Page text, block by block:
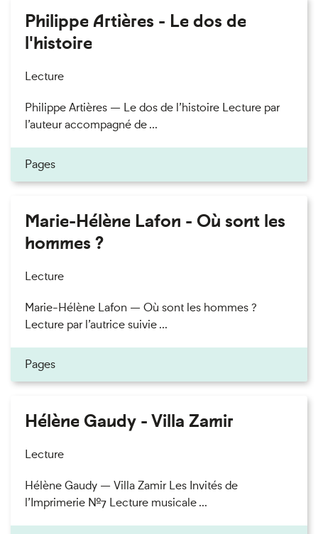
Philippe Artières - Le dos de
l'histoire
Lecture
Philippe Artières — Le dos de l’histoire Lecture par
l’auteur accompagné de ...
Pages
Marie-Hélène Lafon - Où sont les
hommes ?
Lecture
Marie-Hélène Lafon — Où sont les hommes ?
Lecture par l’autrice suivie ...
Pages
Hélène Gaudy - Villa Zamir
Lecture
Hélène Gaudy — Villa Zamir Les Invités de
l’Imprimerie n°7 Lecture musicale ...